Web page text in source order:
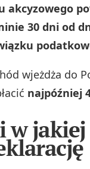
akcyzowego
30 dni od
wjeżdża do
najpóźniej
w